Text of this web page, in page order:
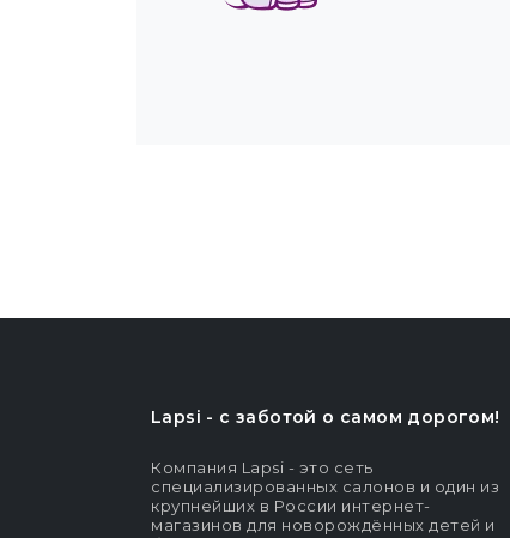
Lapsi - c заботой о самом дорогом!
Компания Lapsi - это сеть
специализированных салонов и один из
крупнейших в России интернет-
магазинов для новорождённых детей и